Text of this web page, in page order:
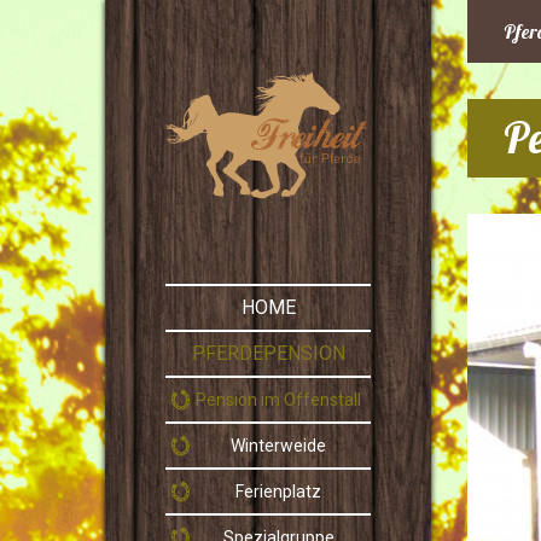
HOME
PFERDEPENSION
Pension im Offenstall
Winterweide
Ferienplatz